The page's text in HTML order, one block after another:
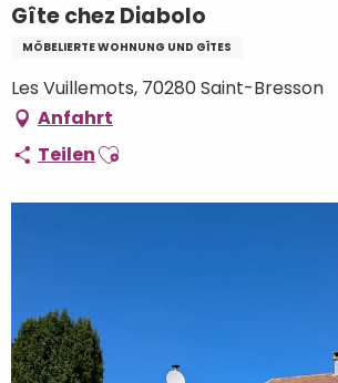
Gîte chez Diabolo
MÖBELIERTE WOHNUNG UND GÎTES
Les Vuillemots, 70280 Saint-Bresson
Anfahrt
TeilenAjouter aux favoris